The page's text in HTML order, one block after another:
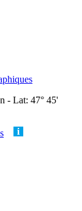
- Lat: 47° 45'